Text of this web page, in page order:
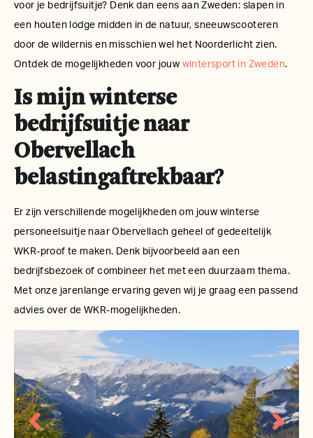
voor je bedrijfsuitje? Denk dan eens aan Zweden: slapen in
een houten lodge midden in de natuur, sneeuwscooteren
door de wildernis en misschien wel het Noorderlicht zien.
Ontdek de mogelijkheden voor jouw wintersport in Zweden.
Is mijn winterse
bedrijfsuitje naar
Obervellach
belastingaftrekbaar?
Er zijn verschillende mogelijkheden om jouw winterse
personeelsuitje naar Obervellach geheel of gedeeltelijk
WKR-proof te maken. Denk bijvoorbeeld aan een
bedrijfsbezoek of combineer het met een duurzaam thema.
Met onze jarenlange ervaring geven wij je graag een passend
advies over de WKR-mogelijkheden.